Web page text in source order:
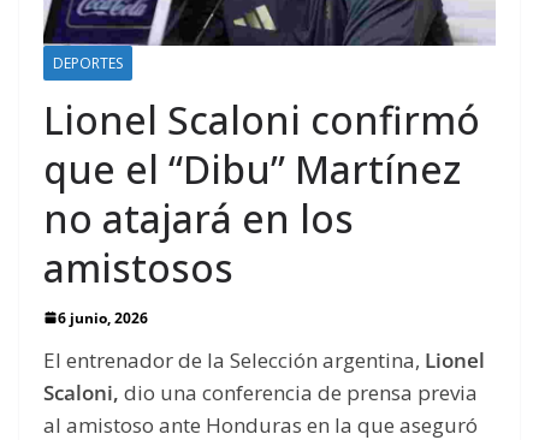
DEPORTES
Lionel Scaloni confirmó
que el “Dibu” Martínez
no atajará en los
amistosos
6 junio, 2026
El entrenador de la Selección argentina, Lionel
Scaloni, dio una conferencia de prensa previa
al amistoso ante Honduras en la que aseguró